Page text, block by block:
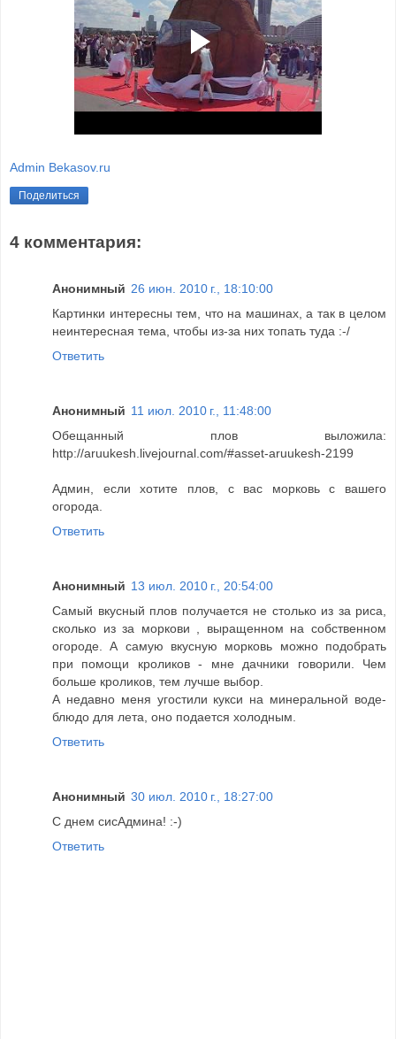
Admin Bekasov.ru
Поделиться
4 комментария:
Анонимный 26 июн. 2010 г., 18:10:00
Картинки интересны тем, что на машинах, а так в целом
неинтересная тема, чтобы из-за них топать туда :-/
Ответить
Анонимный 11 июл. 2010 г., 11:48:00
Обещанный плов выложила:
http://aruukesh.livejournal.com/#asset-aruukesh-2199
Админ, если хотите плов, с вас морковь с вашего
огорода.
Ответить
Анонимный 13 июл. 2010 г., 20:54:00
Самый вкусный плов получается не столько из за риса,
сколько из за моркови , выращенном на собственном
огороде. А самую вкусную морковь можно подобрать
при помощи кроликов - мне дачники говорили. Чем
больше кроликов, тем лучше выбор.
А недавно меня угостили кукси на минеральной воде-
блюдо для лета, оно подается холодным.
Ответить
Анонимный 30 июл. 2010 г., 18:27:00
С днем сисАдмина! :-)
Ответить